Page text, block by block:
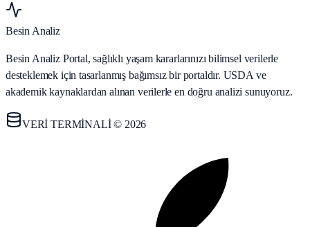
Besin Analiz
Besin Analiz Portal, sağlıklı yaşam kararlarınızı bilimsel verilerle
desteklemek için tasarlanmış bağımsız bir portaldır. USDA ve
akademik kaynaklardan alınan verilerle en doğru analizi sunuyoruz.
VERİ TERMİNALİ © 2026